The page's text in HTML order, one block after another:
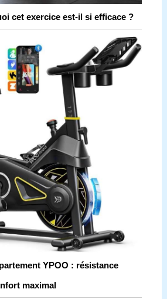
cet exercice est-il si efficace ?
YPOO : résistance
maximal